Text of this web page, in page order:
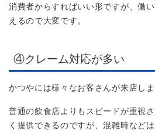
消費者からすればいい形ですが、働
えるので大変です。
④クレーム対応が多い
かつやには様々なお客さんが来店しま
普通の飲食店よりもスピードが重視
く提供できるのですが、混雑時など